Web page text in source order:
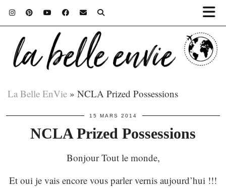
La Belle EnVie » NCLA Prized Possessions
15 MARS 2014
NCLA Prized Possessions
Bonjour Tout le monde,
Et oui je vais encore vous parler vernis aujourd’hui !!!